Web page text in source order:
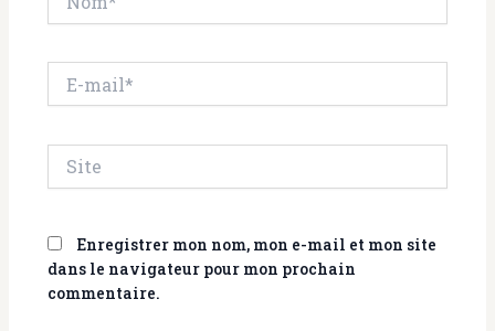
mail*
Enregistrer mon nom, mon e-mail et mon site
dans le navigateur pour mon prochain
commentaire.